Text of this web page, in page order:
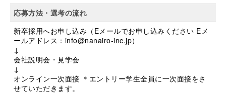
応募方法・選考の流れ
新卒採用へお申し込み（Eメールでお申し込みください Eメ
ールアドレス： info@nanairo-inc.jp）
↓
会社説明会・見学会
↓
オンライン一次面接 ＊エントリー学生全員に一次面接をさ
せていただきます。